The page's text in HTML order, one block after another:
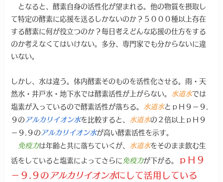
となると、酵素自身の活性化が望まれる。他の物質を摂取し
て特定の酵素に応援を送るしかないのか？５０００種以上存在
する酵素に何が役立つのか？毎日考えどんな応援の仕方をする
のか考えなくてはいけない。多分、専門家でも分からないに違
いない。
しかし、水は違う。体内酵素そのものを活性化させる。雨・天
然水・井戸水・地下水では酵素活性が上がらない。 水道水では
塩素が入っているので酵素活性が落ちる。 水道水とｐＨ９－９.
９のアルカリイオン水を比較すると、 水道水の２倍以上ｐＨ９
－９.９のアルカリイオン水が高い酵素活性を示す。
免疫力は年齢と共に落ちていくが、 水道水をそのまま飲む生
活をしていると塩素によってさらに免疫力が下がる。
ｐＨ９
－９.９のアルカリイオン水にして活用している